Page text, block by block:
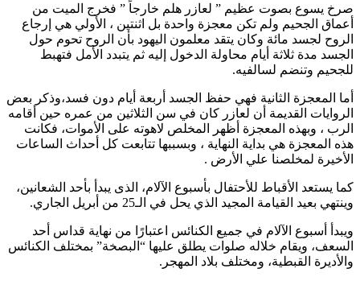
صرخ يسوع بصوت عظيم ” لعازر هلم خارجاً ” فخرج الميت من
أعماق الجحيم ولم تكن معجزة واحدة بل اثنتين ، الأولي هي إرجاع
الروح لجسد مائة وكان يتقد معلمون اليهود بأن الروح تحوم حول
الجسد مدة ثلاثة أيام محاولة الدخول إليه ثم يتبدد الأمل فتهبط
للجحيم وتنضم لسالفيه.
أما المعجزة الثانية فهي حفظ الجسد أربعة أيام دون فسد،وذكر بعض
الروايات القديمة أن لعازر كان في سن الثلاثين من عمره حين أقامه
الرب ، وبهذه المعجزة أظهر المخلص لاهوته على الأموات، فكانت
هذه المعجزة هي بداية النهاية ، وبسببها تتابعت كل أحداث الساعات
الأخيرة لمخلصنا علي الأرض .
كما يستعد الأقباط للأحتفال بأسبوع الآلام، الذى يبدأ بأحد الشعانين،
وينتهي بعيد القيامة المجيد الذي يحل في الـ25 من أبريل الجاري.
ويبدأ أسبوع الآلام في جميع الكنائس اعتبارًا من نهاية قداس أحد
السعف، ويقام خلاله صلوات يطلق عليها “البصخة” بمختلف الكنائس
والأديرة القبطية، ومختلف بلاد المهجر.